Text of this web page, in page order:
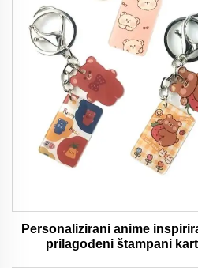
Personalizirani anime
prilagođeni štampani